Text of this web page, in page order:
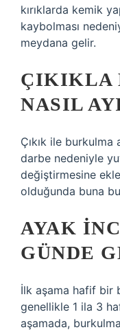
kırıklarda kemik
kaybolması
meydana gelir.
ÇIKIKLA
NASIL
Çıkık ile
darbe nedeniyle
değiştirmesine
olduğunda buna
AYAK
GÜNDE
İlk aşama hafif bir
genellikle 1 ila 3
aşamada,